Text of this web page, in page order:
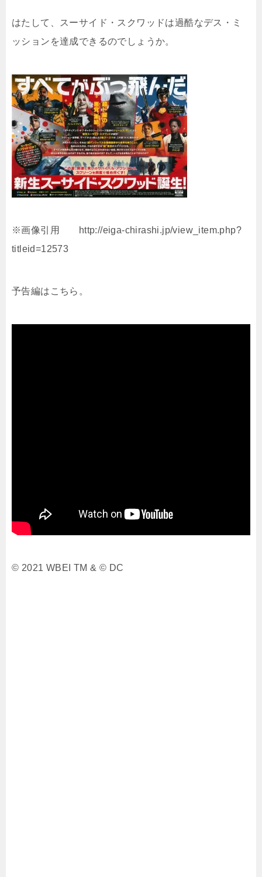
はたして、スーサイド・スクワッドは過酷なデス・ミ
ッションを達成できるのでしょうか。
※画像引用 http://eiga-chirashi.jp/view_item.php?
titleid=12573
予告編はこちら。
© 2021 WBEI TM & © DC